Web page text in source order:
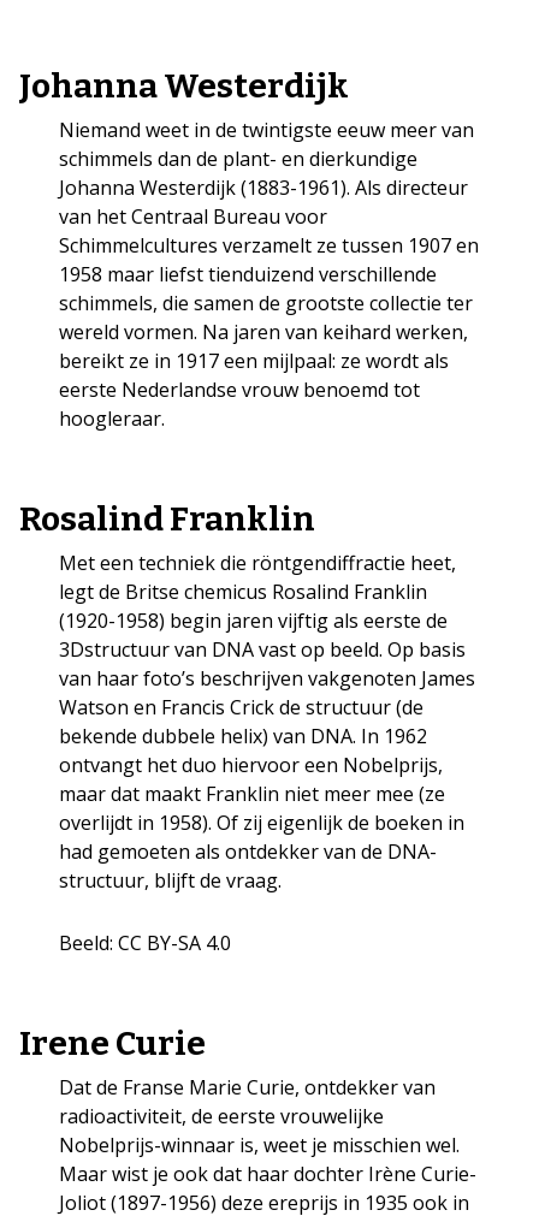
Johanna Westerdijk
Niemand weet in de twintigste eeuw meer van
schimmels dan de plant- en dierkundige
Johanna Westerdijk (1883-1961). Als directeur
van het Centraal Bureau voor
Schimmelcultures verzamelt ze tussen 1907 en
1958 maar liefst tienduizend verschillende
schimmels, die samen de grootste collectie ter
wereld vormen. Na jaren van keihard werken,
bereikt ze in 1917 een mijlpaal: ze wordt als
eerste Nederlandse vrouw benoemd tot
hoogleraar.
Rosalind Franklin
Met een techniek die röntgendiffractie heet,
legt de Britse chemicus Rosalind Franklin
(1920-1958) begin jaren vijftig als eerste de
3Dstructuur van DNA vast op beeld. Op basis
van haar foto’s beschrijven vakgenoten James
Watson en Francis Crick de structuur (de
bekende dubbele helix) van DNA. In 1962
ontvangt het duo hiervoor een Nobelprijs,
maar dat maakt Franklin niet meer mee (ze
overlijdt in 1958). Of zij eigenlijk de boeken in
had gemoeten als ontdekker van de DNA-
structuur, blijft de vraag.
Beeld: CC BY-SA 4.0
Irene Curie
Dat de Franse Marie Curie, ontdekker van
radioactiviteit, de eerste vrouwelijke
Nobelprijs-winnaar is, weet je misschien wel.
Maar wist je ook dat haar dochter Irène Curie-
Joliot (1897-1956) deze ereprijs in 1935 ook in